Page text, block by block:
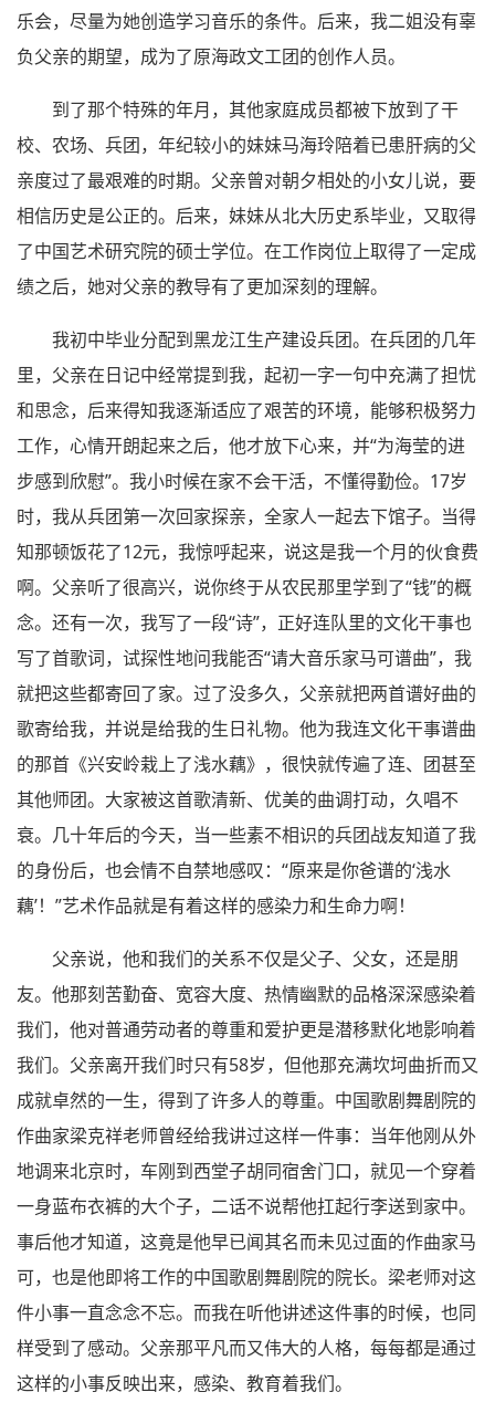
乐会，尽量为她创造学习音乐的条件。后来，我二姐没有辜
负父亲的期望，成为了原海政文工团的创作人员。
到了那个特殊的年月，其他家庭成员都被下放到了干
校、农场、兵团，年纪较小的妹妹马海玲陪着已患肝病的父
亲度过了最艰难的时期。父亲曾对朝夕相处的小女儿说，要
相信历史是公正的。后来，妹妹从北大历史系毕业，又取得
了中国艺术研究院的硕士学位。在工作岗位上取得了一定成
绩之后，她对父亲的教导有了更加深刻的理解。
我初中毕业分配到黑龙江生产建设兵团。在兵团的几年
里，父亲在日记中经常提到我，起初一字一句中充满了担忧
和思念，后来得知我逐渐适应了艰苦的环境，能够积极努力
工作，心情开朗起来之后，他才放下心来，并“为海莹的进
步感到欣慰”。我小时候在家不会干活，不懂得勤俭。17岁
时，我从兵团第一次回家探亲，全家人一起去下馆子。当得
知那顿饭花了12元，我惊呼起来，说这是我一个月的伙食费
啊。父亲听了很高兴，说你终于从农民那里学到了“钱”的概
念。还有一次，我写了一段“诗”，正好连队里的文化干事也
写了首歌词，试探性地问我能否“请大音乐家马可谱曲”，我
就把这些都寄回了家。过了没多久，父亲就把两首谱好曲的
歌寄给我，并说是给我的生日礼物。他为我连文化干事谱曲
的那首《兴安岭栽上了浅水藕》，很快就传遍了连、团甚至
其他师团。大家被这首歌清新、优美的曲调打动，久唱不
衰。几十年后的今天，当一些素不相识的兵团战友知道了我
的身份后，也会情不自禁地感叹：“原来是你爸谱的‘浅水
藕’！”艺术作品就是有着这样的感染力和生命力啊！
父亲说，他和我们的关系不仅是父子、父女，还是朋
友。他那刻苦勤奋、宽容大度、热情幽默的品格深深感染着
我们，他对普通劳动者的尊重和爱护更是潜移默化地影响着
我们。父亲离开我们时只有58岁，但他那充满坎坷曲折而又
成就卓然的一生，得到了许多人的尊重。中国歌剧舞剧院的
作曲家梁克祥老师曾经给我讲过这样一件事：当年他刚从外
地调来北京时，车刚到西堂子胡同宿舍门口，就见一个穿着
一身蓝布衣裤的大个子，二话不说帮他扛起行李送到家中。
事后他才知道，这竟是他早已闻其名而未见过面的作曲家马
可，也是他即将工作的中国歌剧舞剧院的院长。梁老师对这
件小事一直念念不忘。而我在听他讲述这件事的时候，也同
样受到了感动。父亲那平凡而又伟大的人格，每每都是通过
这样的小事反映出来，感染、教育着我们。